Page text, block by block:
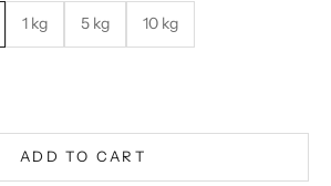
1 kg 5 kg 10 kg
ADD TO CART